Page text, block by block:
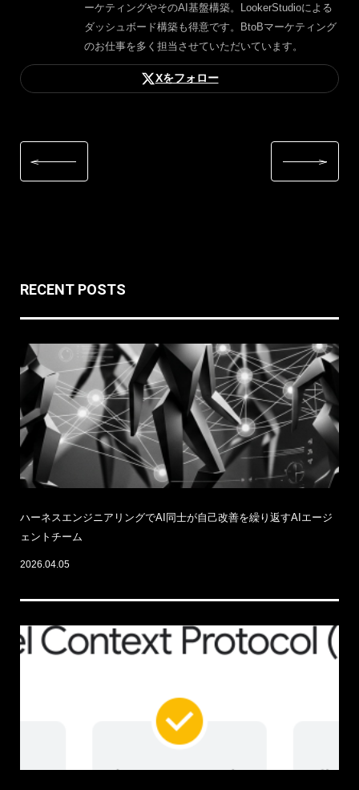
ーケティングやそのAI基盤構築。LookerStudioによる
ダッシュボード構築も得意です。BtoBマーケティング
のお仕事を多く担当させていただいています。
Xをフォロー
RECENT POSTS
ハーネスエンジニアリングでAI同士が自己改善を繰り返すAIエージ
ェントチーム
2026.04.05